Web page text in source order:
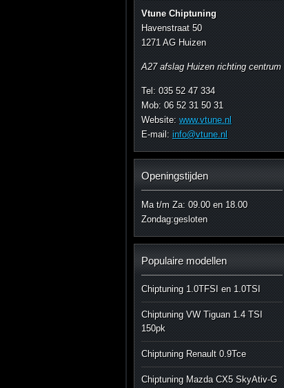
Vtune Chiptuning
Havenstraat 50
1271 AG Huizen
A27 afslag Huizen richting centrum
Tel: 035 52 47 334
Mob: 06 52 31 50 31
Website: www.vtune.nl
E-mail: info@vtune.nl
Openingstijden
Ma t/m Za: 09.00 en 18.00
Zondag:gesloten
Populaire modellen
Chiptuning 1.0TFSI en 1.0TSI
Chiptuning VW Tiguan 1.4 TSI
150pk
Chiptuning Renault 0.9Tce
Chiptuning Mazda CX5 SkyAtiv-G